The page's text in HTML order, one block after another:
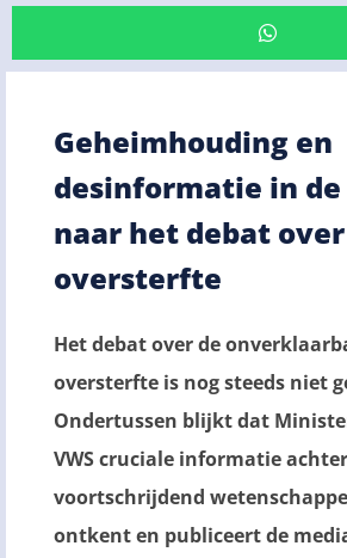
Geheimhouding en
desinformatie in
naar het debat
oversterfte
Het debat over de
oversterfte is nog steeds niet
Ondertussen blijkt dat
VWS cruciale informatie
voortschrijdend
ontkent en publiceert de